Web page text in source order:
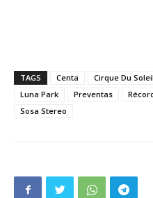
TAGS Centa Cirque Du Soleil
Luna Park
Preventas
Sosa Stereo